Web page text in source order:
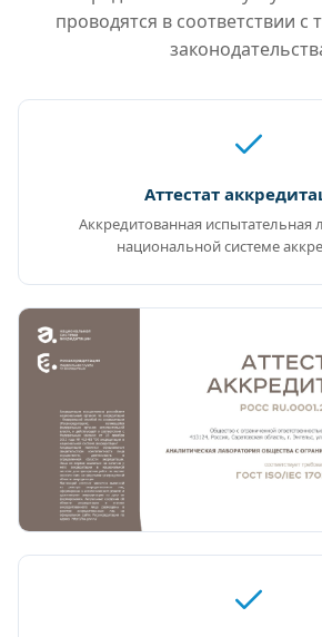
проводятся в соответствии с
Аттестат
Аккредитованная испытательная
национальной системе